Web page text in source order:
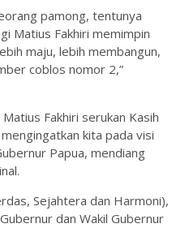
pamong, tentunya
Matius Fakhiri memimpin
maju, lebih membangun,
coblos nomor 2,”
Fakhiri serukan Kasih
kita pada visi
Papua, mendiang
Sejahtera dan Harmoni),
dan Wakil Gubernur